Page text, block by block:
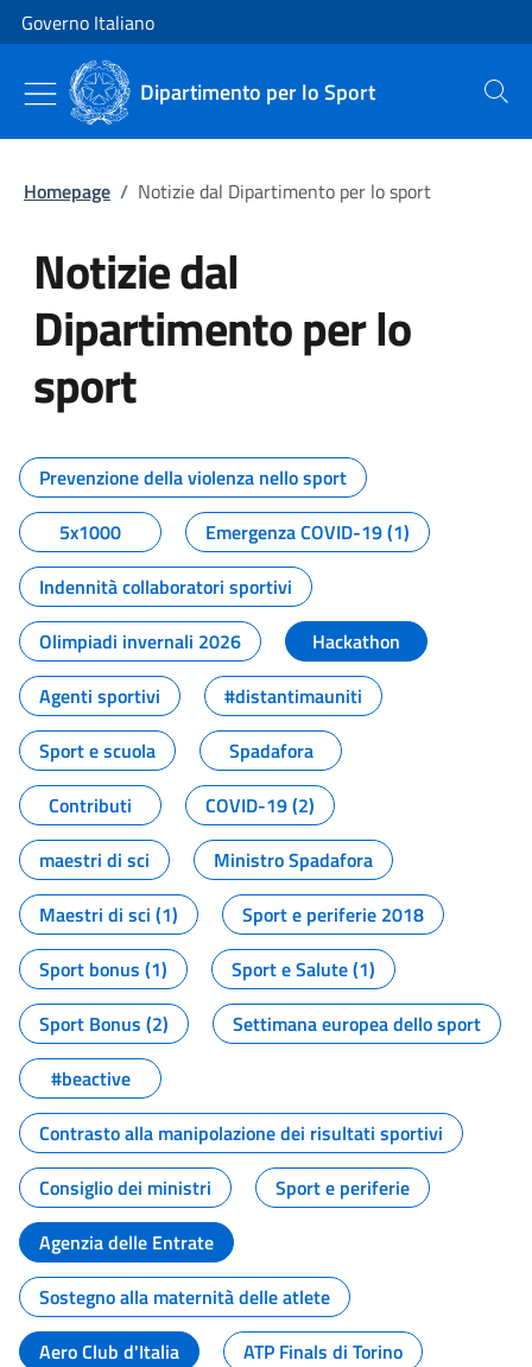
Vai al contenuto
Vai alla navigazione del sito
Governo Italiano
Dipartimento per lo Sport Cerca
Homepage / Notizie dal Dipartimento per lo sport
Notizie dal
Dipartimento per lo
sport
Tutti i contenuti della pagina
Prevenzione della violenza nello sport
5x1000
Emergenza COVID-19 (1)
Indennità collaboratori sportivi
Olimpiadi invernali 2026
Hackathon
Agenti sportivi
#distantimauniti
Sport e scuola
Spadafora
Contributi
COVID-19 (2)
maestri di sci
Ministro Spadafora
Maestri di sci (1)
Sport e periferie 2018
Sport bonus (1)
Sport e Salute (1)
Sport Bonus (2)
Settimana europea dello sport
#beactive
Contrasto alla manipolazione dei risultati sportivi
Consiglio dei ministri
Sport e periferie
Agenzia delle Entrate
Sostegno alla maternità delle atlete
Aero Club d'Italia
ATP Finals di Torino